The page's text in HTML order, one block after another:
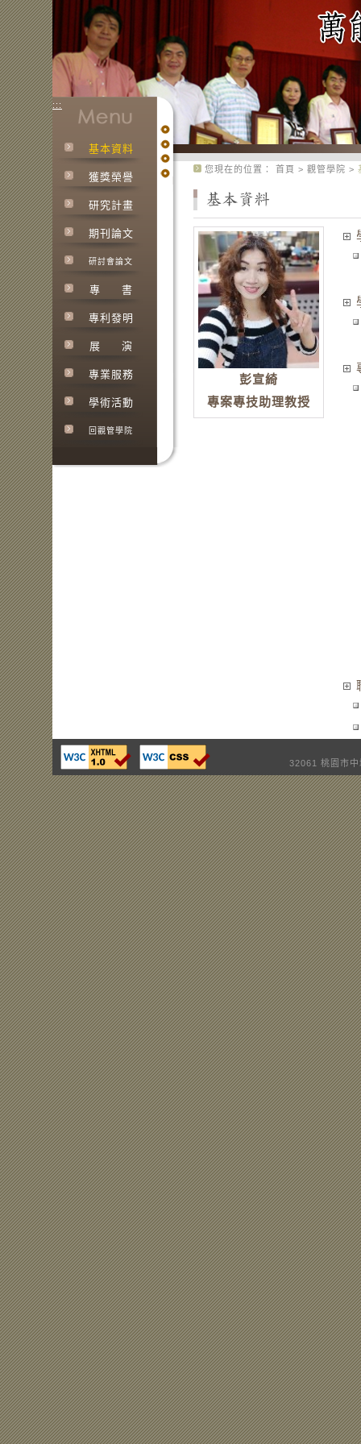
:::
基本資料
獲獎榮譽
研究計畫
期刊論文
研討會論文
專 書
專利發明
展 演
專業服務
學術活動
回觀管學院
您現在的位置： 首頁 > 觀管學院 >
彭宣綺
專案專技助理教授
32061 桃園市